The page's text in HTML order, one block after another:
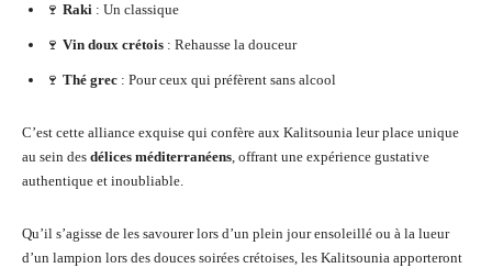
🍷 Raki : Un classique
🍷 Vin doux crétois : Rehausse la douceur
🍷 Thé grec : Pour ceux qui préfèrent sans alcool
C’est cette alliance exquise qui confère aux Kalitsounia leur place unique
au sein des délices méditerranéens, offrant une expérience gustative
authentique et inoubliable.
Qu’il s’agisse de les savourer lors d’un plein jour ensoleillé ou à la lueur
d’un lampion lors des douces soirées crétoises, les Kalitsounia apporteront